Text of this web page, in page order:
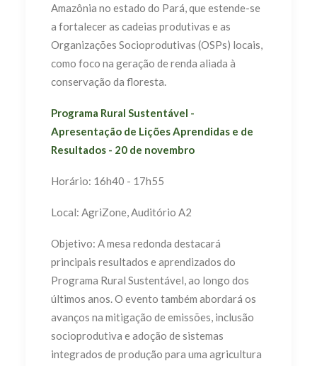
Amazônia no estado do Pará, que estende-se
a fortalecer as cadeias produtivas e as
Organizações Socioprodutivas (OSPs) locais,
como foco na geração de renda aliada à
conservação da floresta.
Programa Rural Sustentável -
Apresentação de Lições Aprendidas e de
Resultados - 20 de novembro
Horário: 16h40 - 17h55
Local: AgriZone, Auditório A2
Objetivo: A mesa redonda destacará
principais resultados e aprendizados do
Programa Rural Sustentável, ao longo dos
últimos anos. O evento também abordará os
avanços na mitigação de emissões, inclusão
socioprodutiva e adoção de sistemas
integrados de produção para uma agricultura